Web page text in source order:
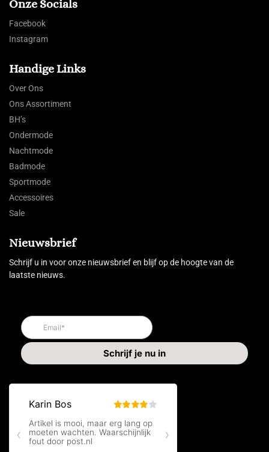
Onze Socials
Facebook
Instagram
Handige Links
Over Ons
Ons Assortiment
BH’s
Ondermode
Nachtmode
Badmode
Sportmode
Accessoires
Sale
Nieuwsbrief
Schrijf u in voor onze nieuwsbrief en blijf op de hoogte van de
laatste nieuws.